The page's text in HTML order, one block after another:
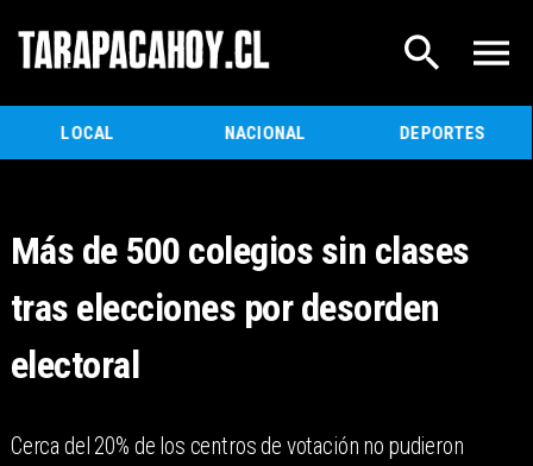
LOCAL NACIONAL DEPORTES
Más de 500 colegios sin clases
tras elecciones por desorden
electoral
Cerca del 20% de los centros de votación no pudieron